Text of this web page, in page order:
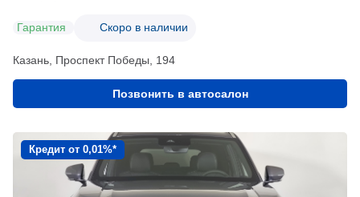
Гарантия Скоро в наличии
Казань, Проспект Победы, 194
Позвонить в автосалон
Кредит от 0,01%*